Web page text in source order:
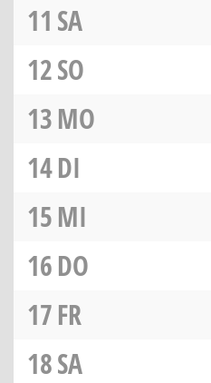
11 SA
12SO
13MO
14DI
15MI
16DO
17FR
18SA